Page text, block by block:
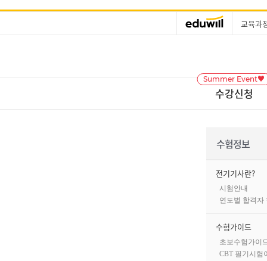
교육과
수강신청
Summer Event♥
수험정보
전기기사란?
시험안내
연도별 합격자
수험가이드
초보수험가이
CBT 필기시험